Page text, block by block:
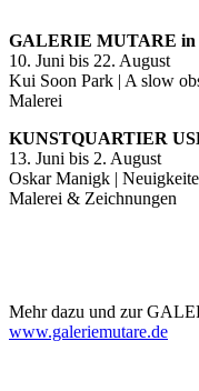
GALERIE MUTARE in
10. Juni bis 22. August
Kui Soon Park | A slow
Malerei
KUNSTQUARTIER
13. Juni bis 2. August
Oskar Manigk |
Malerei & Zeichnungen
Mehr dazu und zur
www.galeriemutare.de